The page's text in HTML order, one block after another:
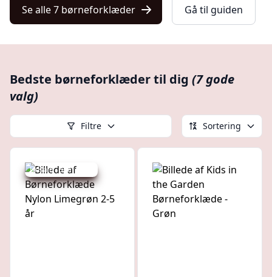
Se alle 7 børneforklæder Gå til guiden
Bedste børneforklæder til dig (7 gode
valg)
Filtre Sortering
Udsalg - spar 10 %